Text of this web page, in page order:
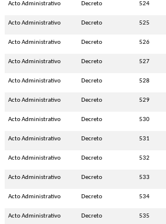
Acto Administrativo Decreto 524
Acto Administrativo Decreto 525
Acto Administrativo Decreto 526
Acto Administrativo Decreto 527
Acto Administrativo Decreto 528
Acto Administrativo Decreto 529
Acto Administrativo Decreto 530
Acto Administrativo Decreto 531
Acto Administrativo Decreto 532
Acto Administrativo Decreto 533
Acto Administrativo Decreto 534
Acto Administrativo Decreto 535